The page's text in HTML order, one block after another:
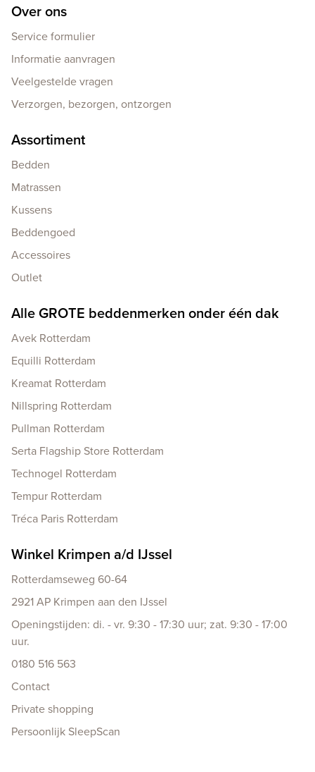
Over ons
Service formulier
Informatie aanvragen
Veelgestelde vragen
Verzorgen, bezorgen, ontzorgen
Assortiment
Bedden
Matrassen
Kussens
Beddengoed
Accessoires
Outlet
Alle GROTE beddenmerken onder één dak
Avek Rotterdam
Equilli Rotterdam
Kreamat Rotterdam
Nillspring Rotterdam
Pullman Rotterdam
Serta Flagship Store Rotterdam
Technogel Rotterdam
Tempur Rotterdam
Tréca Paris Rotterdam
Winkel Krimpen a/d IJssel
Rotterdamseweg 60-64
2921 AP Krimpen aan den IJssel
Openingstijden: di. - vr. 9:30 - 17:30 uur; zat. 9:30 - 17:00
uur.
0180 516 563
Contact
Private shopping
Persoonlijk SleepScan